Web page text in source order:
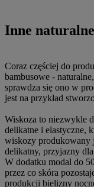
Inne
Coraz częściej do
bambusowe -
sprawdza się ono w
jest na przykład
Wiskoza to niezwykle
delikatne i elastyczne,
wiskozy produkowany
delikatny, przyjazny
W dodatku modal do
przez co skóra
produkcji bielizny